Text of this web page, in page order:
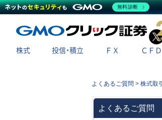
株式 投信・積立 ＦＸ ＣＦＤ
よくあるご質問 > 株式取引
よくあるご質問
無料診断